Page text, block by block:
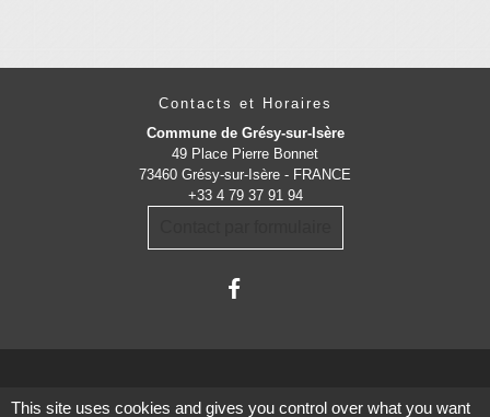
Contacts et Horaires
Commune de Grésy-sur-Isère
49 Place Pierre Bonnet
73460 Grésy-sur-Isère - FRANCE
+33 4 79 37 91 94
This site uses cookies and gives you control over what you want